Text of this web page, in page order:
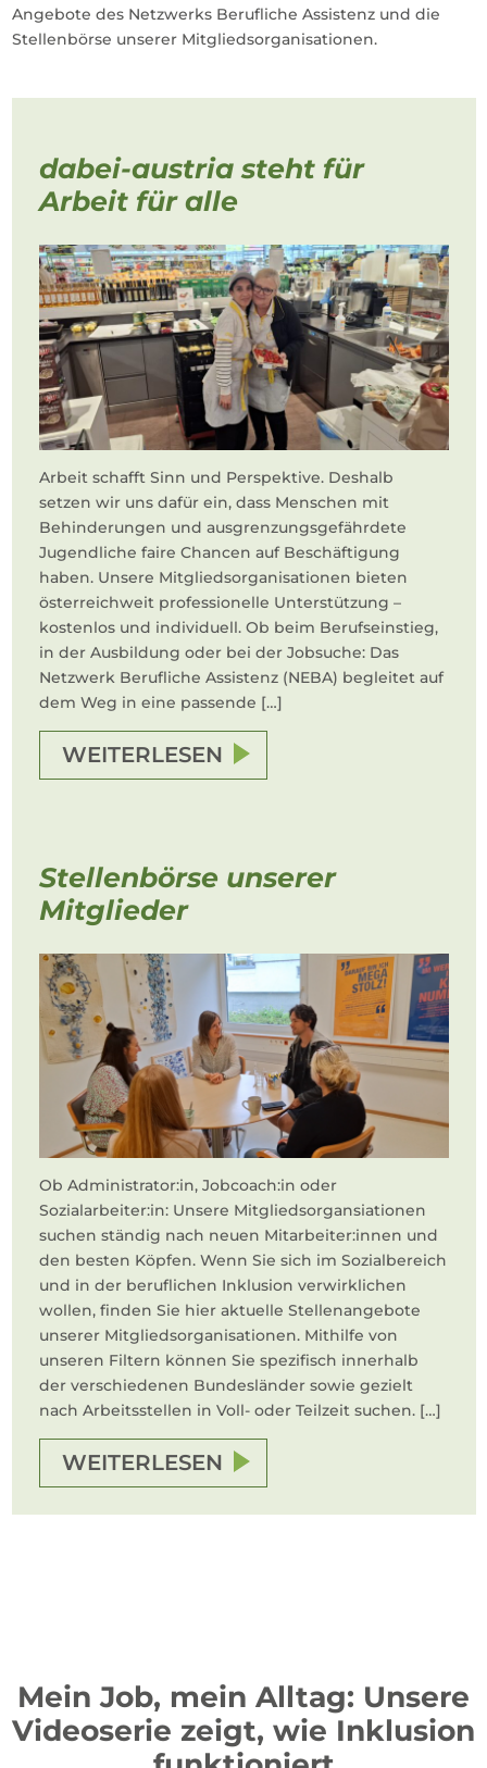
Angebote des Netzwerks Berufliche Assistenz und die
Stellenbörse unserer Mitgliedsorganisationen.
dabei-austria steht für
Arbeit für alle
Arbeit schafft Sinn und Perspektive. Deshalb
setzen wir uns dafür ein, dass Menschen mit
Behinderungen und ausgrenzungsgefährdete
Jugendliche faire Chancen auf Beschäftigung
haben. Unsere Mitgliedsorganisationen bieten
österreichweit professionelle Unterstützung –
kostenlos und individuell. Ob beim Berufseinstieg,
in der Ausbildung oder bei der Jobsuche: Das
Netzwerk Berufliche Assistenz (NEBA) begleitet auf
dem Weg in eine passende […]
WEITERLESEN
Stellenbörse unserer
Mitglieder
Ob Administrator:in, Jobcoach:in oder
Sozialarbeiter:in: Unsere Mitgliedsorgansiationen
suchen ständig nach neuen Mitarbeiter:innen und
den besten Köpfen. Wenn Sie sich im Sozialbereich
und in der beruflichen Inklusion verwirklichen
wollen, finden Sie hier aktuelle Stellenangebote
unserer Mitgliedsorganisationen. Mithilfe von
unseren Filtern können Sie spezifisch innerhalb
der verschiedenen Bundesländer sowie gezielt
nach Arbeitsstellen in Voll- oder Teilzeit suchen. […]
WEITERLESEN
Mein Job, mein Alltag: Unsere
Videoserie zeigt, wie Inklusion